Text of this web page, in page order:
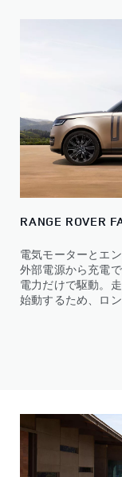
RANGE ROVER
電気モーターとエ
外部電源から充電
電力だけで駆動。
始動するため、ロ